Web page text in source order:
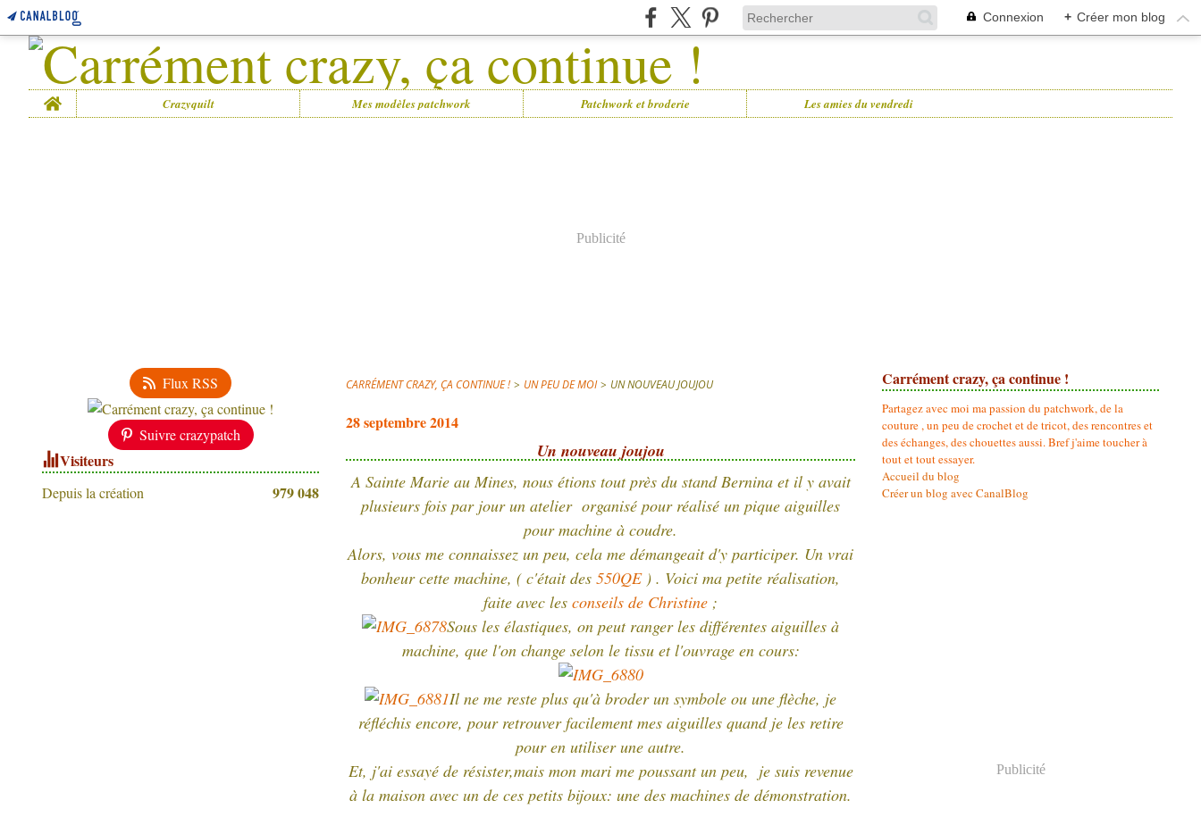
Connexion + Créer mon blog
Home Crazyquilt Mes modèles patchwork Patchwork et broderie Les amies du vendredi
Publicité
Flux RSS
Suivre crazypatch
Visiteurs
Depuis la création 979 048
CARRÉMENT CRAZY, ÇA CONTINUE ! > UN PEU DE MOI > UN NOUVEAU JOUJOU
28 septembre 2014
Un nouveau joujou
A Sainte Marie au Mines, nous étions tout près du stand Bernina et il y avait
plusieurs fois par jour un atelier organisé pour réalisé un pique aiguilles
pour machine à coudre.
Alors, vous me connaissez un peu, cela me démangeait d'y participer. Un vrai
bonheur cette machine, ( c'était des 550QE) . Voici ma petite réalisation,
faite avec les conseils de Christine ;
Sous les élastiques, on peut ranger les différentes aiguilles à
machine, que l'on change selon le tissu et l'ouvrage en cours:
Il ne me reste plus qu'à broder un symbole ou une flèche, je
réfléchis encore, pour retrouver facilement mes aiguilles quand je les retire
pour en utiliser une autre.
Et, j'ai essayé de résister,mais mon mari me poussant un peu, je suis revenue
à la maison avec un de ces petits bijoux: une des machines de démonstration.
Carrément crazy, ça continue !
Partagez avec moi ma passion du patchwork, de la
couture , un peu de crochet et de tricot, des rencontres et
des échanges, des chouettes aussi. Bref j'aime toucher à
tout et tout essayer.
Accueil du blog
Créer un blog avec CanalBlog
Publicité